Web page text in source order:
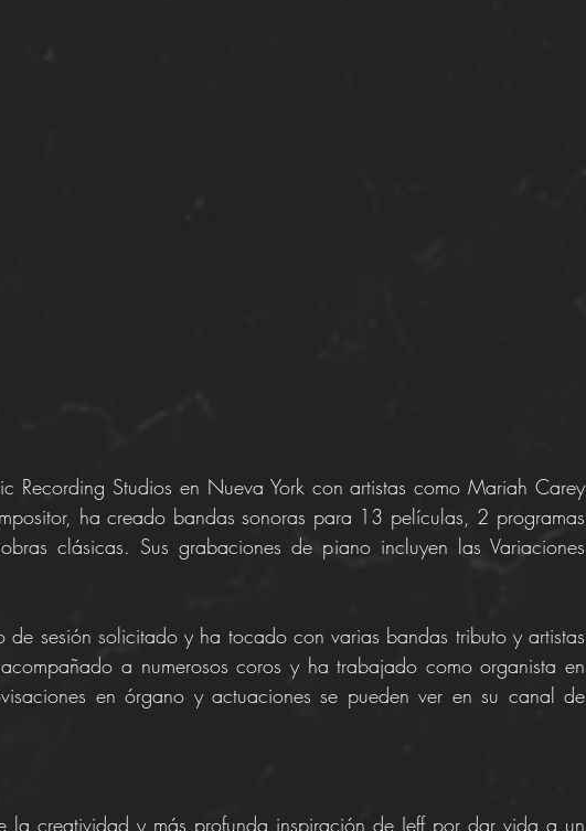
Recording Studios en Nueva York con artistas como Mariah Carey
ha creado bandas sonoras para 13 películas, 2 programas
clásicas. Sus grabaciones de piano incluyen las Variaciones
de sesión solicitado y ha tocado con varias bandas tributo y artistas
a numerosos coros y ha trabajado como organista en
en órgano y actuaciones se pueden ver en su canal de
creatividad y más profunda inspiración de Jeff por dar vida a un